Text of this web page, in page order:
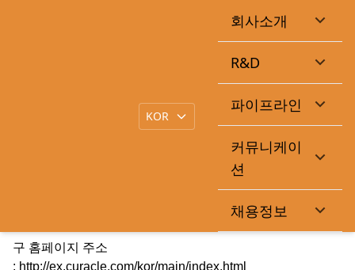
회사소개
R&D
파이프라인
커뮤니케이
션
채용정보
큐라클 메인 홈페이지를 새롭게 단장했습니다.
앞으로 새 홈페이지에서 회사 관련 소식을 충실히 전달드릴
구 홈페이지 주소
: http://ex.curacle.com/kor/main/index.html